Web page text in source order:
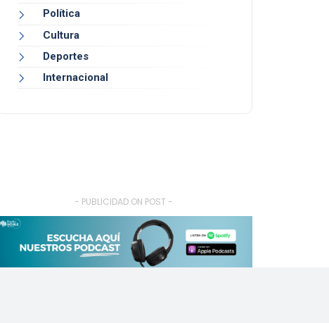
Política
Cultura
Deportes
Internacional
- PUBLICIDAD ON POST -